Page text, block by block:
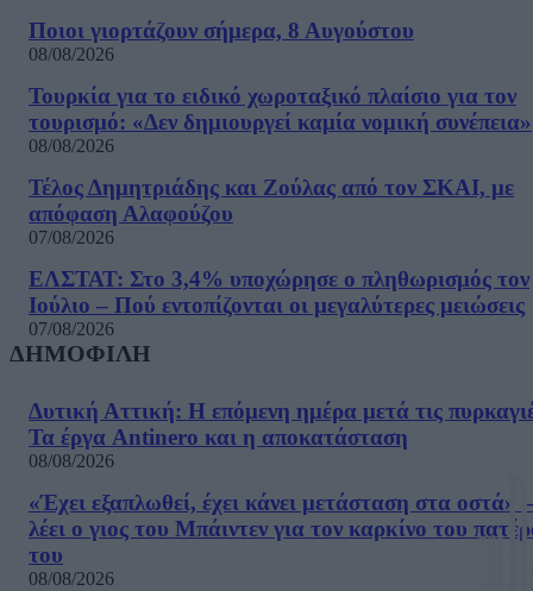
Ποιοι γιορτάζουν σήμερα, 8 Αυγούστου
08/08/2026
Τουρκία για το ειδικό χωροταξικό πλαίσιο για τον
τουρισμό: «Δεν δημιουργεί καμία νομική συνέπεια»
08/08/2026
Τέλος Δημητριάδης και Ζούλας από τον ΣΚΑΙ, με
απόφαση Αλαφούζου
07/08/2026
ΕΛΣΤΑΤ: Στο 3,4% υποχώρησε ο πληθωρισμός τον
Ιούλιο – Πού εντοπίζονται οι μεγαλύτερες μειώσεις
07/08/2026
ΔΗΜΟΦΙΛΗ
Δυτική Αττική: Η επόμενη ημέρα μετά τις
Τα έργα Antinero και η αποκατάσταση
08/08/2026
«Έχει εξαπλωθεί, έχει κάνει μετάσταση στα οστά»
λέει ο γιος του Μπάιντεν για τον καρκίνο του
του
08/08/2026